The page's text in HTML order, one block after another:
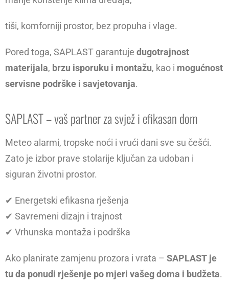
tiši, komforniji prostor, bez propuha i vlage.
Pored toga, SAPLAST garantuje dugotrajnost
materijala, brzu isporuku i montažu, kao i mogućnost
servisne podrške i savjetovanja.
SAPLAST – vaš partner za svjež i efikasan dom
Meteo alarmi, tropske noći i vrući dani sve su češći.
Zato je izbor prave stolarije ključan za udoban i
siguran životni prostor.
✔ Energetski efikasna rješenja
✔ Savremeni dizajn i trajnost
✔ Vrhunska montaža i podrška
Ako planirate zamjenu prozora i vrata – SAPLAST je
tu da ponudi rješenje po mjeri vašeg doma i budžeta.